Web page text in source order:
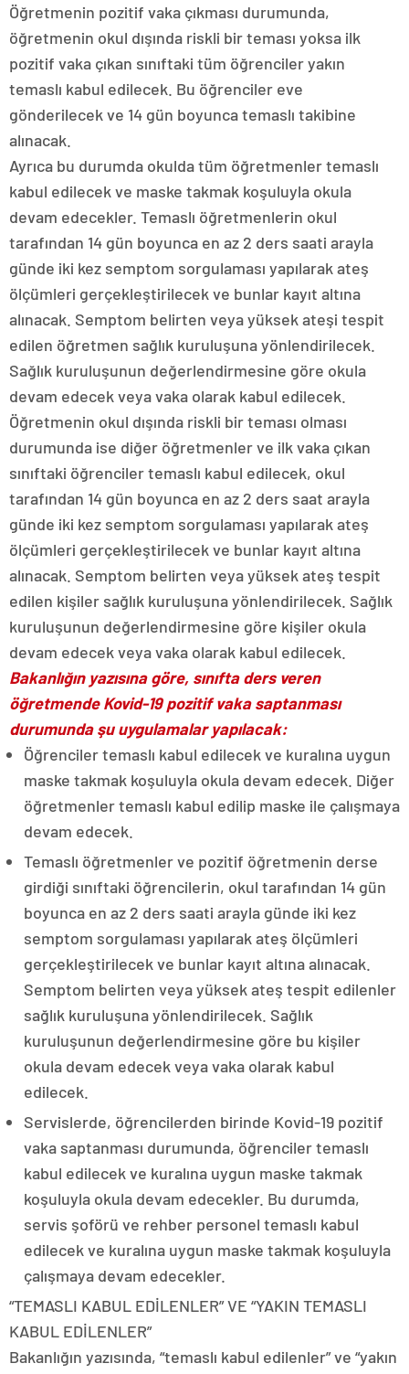
Öğretmenin pozitif vaka çıkması durumunda,
öğretmenin okul dışında riskli bir teması yoksa ilk
pozitif vaka çıkan sınıftaki tüm öğrenciler yakın
temaslı kabul edilecek. Bu öğrenciler eve
gönderilecek ve 14 gün boyunca temaslı takibine
alınacak.
Ayrıca bu durumda okulda tüm öğretmenler temaslı
kabul edilecek ve maske takmak koşuluyla okula
devam edecekler. Temaslı öğretmenlerin okul
tarafından 14 gün boyunca en az 2 ders saati arayla
günde iki kez semptom sorgulaması yapılarak ateş
ölçümleri gerçekleştirilecek ve bunlar kayıt altına
alınacak. Semptom belirten veya yüksek ateşi tespit
edilen öğretmen sağlık kuruluşuna yönlendirilecek.
Sağlık kuruluşunun değerlendirmesine göre okula
devam edecek veya vaka olarak kabul edilecek.
Öğretmenin okul dışında riskli bir teması olması
durumunda ise diğer öğretmenler ve ilk vaka çıkan
sınıftaki öğrenciler temaslı kabul edilecek, okul
tarafından 14 gün boyunca en az 2 ders saat arayla
günde iki kez semptom sorgulaması yapılarak ateş
ölçümleri gerçekleştirilecek ve bunlar kayıt altına
alınacak. Semptom belirten veya yüksek ateş tespit
edilen kişiler sağlık kuruluşuna yönlendirilecek. Sağlık
kuruluşunun değerlendirmesine göre kişiler okula
devam edecek veya vaka olarak kabul edilecek.
Bakanlığın yazısına göre, sınıfta ders veren
öğretmende Kovid-19 pozitif vaka saptanması
durumunda şu uygulamalar yapılacak:
Öğrenciler temaslı kabul edilecek ve kuralına uygun
maske takmak koşuluyla okula devam edecek. Diğer
öğretmenler temaslı kabul edilip maske ile çalışmaya
devam edecek.
Temaslı öğretmenler ve pozitif öğretmenin derse
girdiği sınıftaki öğrencilerin, okul tarafından 14 gün
boyunca en az 2 ders saati arayla günde iki kez
semptom sorgulaması yapılarak ateş ölçümleri
gerçekleştirilecek ve bunlar kayıt altına alınacak.
Semptom belirten veya yüksek ateş tespit edilenler
sağlık kuruluşuna yönlendirilecek. Sağlık
kuruluşunun değerlendirmesine göre bu kişiler
okula devam edecek veya vaka olarak kabul
edilecek.
Servislerde, öğrencilerden birinde Kovid-19 pozitif
vaka saptanması durumunda, öğrenciler temaslı
kabul edilecek ve kuralına uygun maske takmak
koşuluyla okula devam edecekler. Bu durumda,
servis şoförü ve rehber personel temaslı kabul
edilecek ve kuralına uygun maske takmak koşuluyla
çalışmaya devam edecekler.
“TEMASLI KABUL EDİLENLER” VE “YAKIN TEMASLI
KABUL EDİLENLER”
Bakanlığın yazısında, “temaslı kabul edilenler” ve “yakın